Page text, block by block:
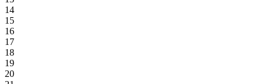
14
15
16
17
18
19
20